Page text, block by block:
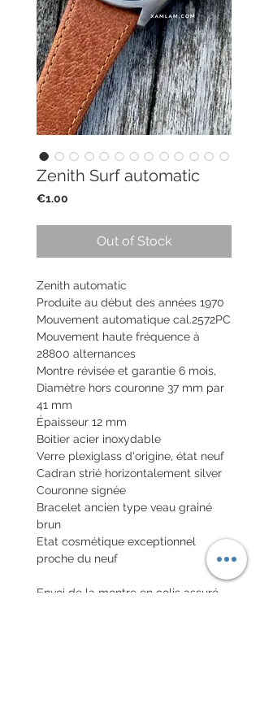
Zenith Surf automatic
€1.00
Out of Stock
Zenith automatic
Produite au début des années 1970
Mouvement automatique cal.2572PC
Mouvement haute fréquence à
28800 alternances
Montre révisée et garantie 6 mois,
Diamètre hors couronne 37 mm par
41 mm
Épaisseur 12 mm
Boitier acier inoxydable
Verre plexiglass d'origine, état neuf
Cadran strié horizontalement silver
Couronne signée
Bracelet ancien type veau grainé
brun
Etat cosmétique exceptionnel
proche du neuf
Envoi de la montre en colis assuré